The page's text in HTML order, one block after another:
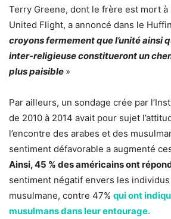
Terry Greene, dont le frère est mort
United Flight, a annoncé dans le
croyons fermement que l’unité ainsi
inter-religieuse constitueront un
plus paisible »
Par ailleurs, un sondage crée par
de 2010 à 2014 avait pour sujet
l’encontre des arabes et des
sentiment défavorable a augmenté
Ainsi, 45 % des américains ont
sentiment négatif envers les
musulmane, contre 47% qui ont
musulmans dans leur entourage.